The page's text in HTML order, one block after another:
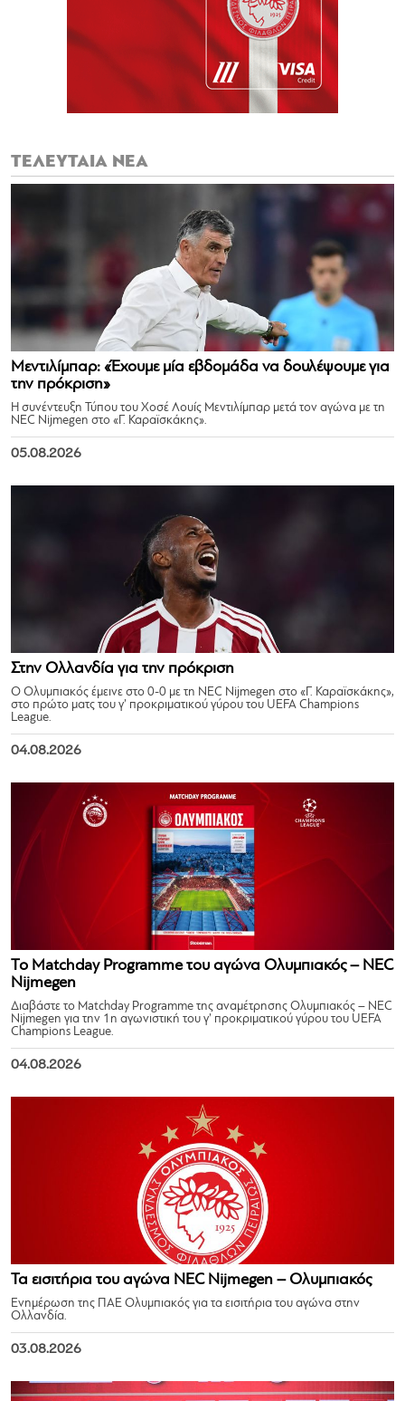
ΤΕΛΕΥΤΑΙΑ ΝΕΑ
Μεντιλίμπαρ: «Έχουμε μία εβδομάδα να δουλέψουμε για
την πρόκριση»
Η συνέντευξη Τύπου του Χοσέ Λουίς Μεντιλίμπαρ μετά τον αγώνα με τη
NEC Nijmegen στο «Γ. Καραϊσκάκης».
05.08.2026
Στην Ολλανδία για την πρόκριση
Ο Ολυμπιακός έμεινε στο 0-0 με τη NEC Nijmegen στο «Γ. Καραϊσκάκης»,
στο πρώτο ματς του γ’ προκριματικού γύρου του UEFA Champions
League.
04.08.2026
Το Matchday Programme του αγώνα Ολυμπιακός – NEC
Nijmegen
Διαβάστε το Matchday Programme της αναμέτρησης Ολυμπιακός – NEC
Nijmegen για την 1η αγωνιστική του γ’ προκριματικού γύρου του UEFA
Champions League.
04.08.2026
Τα εισιτήρια του αγώνα NEC Nijmegen – Ολυμπιακός
Ενημέρωση της ΠΑΕ Ολυμπιακός για τα εισιτήρια του αγώνα στην
Ολλανδία.
03.08.2026